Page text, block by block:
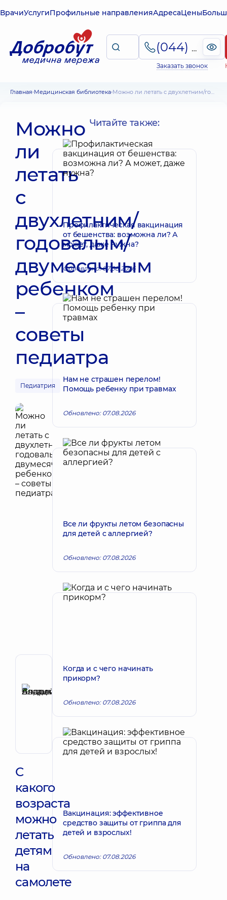
ВрачиУслугиПрофильные направленияАдресаЦены
(044) 495-2-888
Заказать звонок
Главная Медицинская библиотека Можно ли летать с двухлетним/годовалым/двумесячным ребенком – советы педиатра
Можно
ли
летать
с
двухлетним/
годовалым/
двумесячным
ребенком
–
советы
педиатра
Педиатрия
Автор,
Рецензент
Андрей
Владимирович
Хирург
эндоваскулярный
Запись к врачу
С
какого
возраста
можно
летать
детям
на
самолете
Читайте также:
Профилактическая вакцинация
от бешенства: возможна ли? А
может, даже нужна?
Обновлено: 07.08.2026
Нам не страшен перелом!
Помощь ребенку при травмах
Обновлено: 07.08.2026
Все ли фрукты летом безопасны
для детей с аллергией?
Обновлено: 07.08.2026
Когда и с чего начинать
прикорм?
Обновлено: 07.08.2026
Вакцинация: эффективное
средство защиты от гриппа для
детей и взрослых!
Обновлено: 07.08.2026